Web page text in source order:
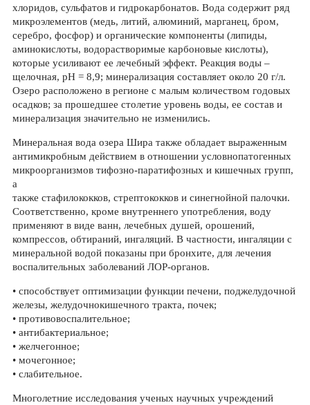
хлоридов, сульфатов и гидрокарбонатов. Вода содержит ряд
микроэлементов (медь, литий, алюминий, марганец, бром,
серебро, фосфор) и органические компоненты (липиды,
аминокислоты, водорастворимые карбоновые кислоты),
которые усиливают ее лечебный эффект. Реакция воды –
щелочная, рН = 8,9; минерализация составляет около 20 г/л.
Озеро расположено в регионе с малым количеством годовых
осадков; за прошедшее столетие уровень воды, ее состав и
минерализация значительно не изменились.
Минеральная вода озера Шира также обладает выраженным
антимикробным действием в отношении условнопатогенных
микроорганизмов тифозно-паратифозных и кишечных групп,
а
также стафилококков, стрептококков и синегнойной палочки.
Соответственно, кроме внутреннего употребления, воду
применяют в виде ванн, лечебных душей, орошений,
компрессов, обтираний, ингаляций. В частности, ингаляции с
минеральной водой показаны при бронхите, для лечения
воспалительных заболеваний ЛОР-органов.
• способствует оптимизации функции печени, поджелудочной
железы, желудочно­кишечного тракта, почек;
• противовоспалительное;
• антибактериальное;
• желчегонное;
• мочегонное;
• слабительное.
Многолетние исследования ученых научных учреждений